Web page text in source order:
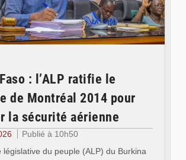
: l’ALP ratifie le
de Montréal 2014 pour
la sécurité aérienne
Publié à 10h50
législative du peuple (ALP) du Burkina